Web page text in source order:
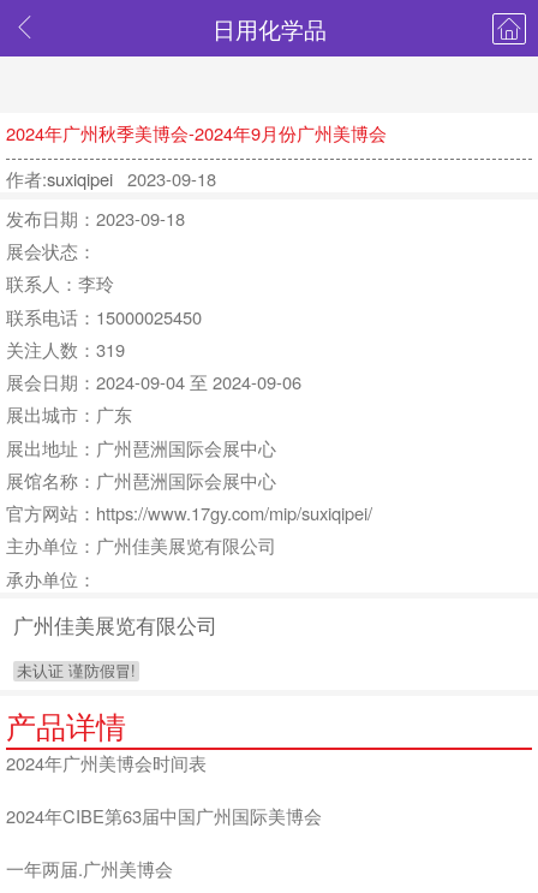
日用化学品
2024年广州秋季美博会-2024年9月份广州美博会
作者:suxiqipei 2023-09-18
发布日期：2023-09-18
展会状态：
联系人：李玲
联系电话：15000025450
关注人数：319
展会日期：2024-09-04 至 2024-09-06
展出城市：广东
展出地址：广州琶洲国际会展中心
展馆名称：广州琶洲国际会展中心
官方网站：https://www.17gy.com/mip/suxiqipei/
主办单位：广州佳美展览有限公司
承办单位：
广州佳美展览有限公司
未认证 谨防假冒!
产品详情
2024年广州美博会时间表
2024年CIBE第63届中国广州国际美博会
一年两届.广州美博会